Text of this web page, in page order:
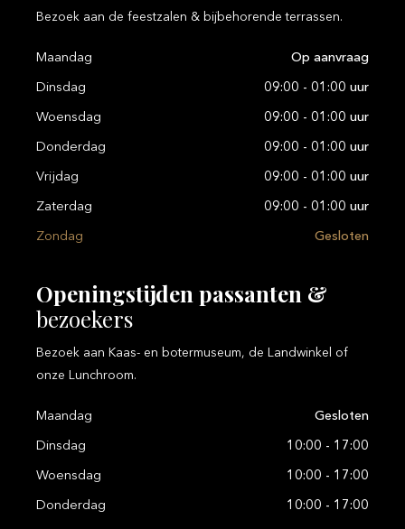
Bezoek aan de feestzalen & bijbehorende terrassen.
Maandag Op aanvraag
Dinsdag 09:00 - 01:00 uur
Woensdag 09:00 - 01:00 uur
Donderdag 09:00 - 01:00 uur
Vrijdag 09:00 - 01:00 uur
Zaterdag 09:00 - 01:00 uur
Zondag Gesloten
Openingstijden passanten &
bezoekers
Bezoek aan Kaas- en botermuseum, de Landwinkel of
onze Lunchroom.
Maandag Gesloten
Dinsdag 10:00 - 17:00
Woensdag 10:00 - 17:00
Donderdag 10:00 - 17:00